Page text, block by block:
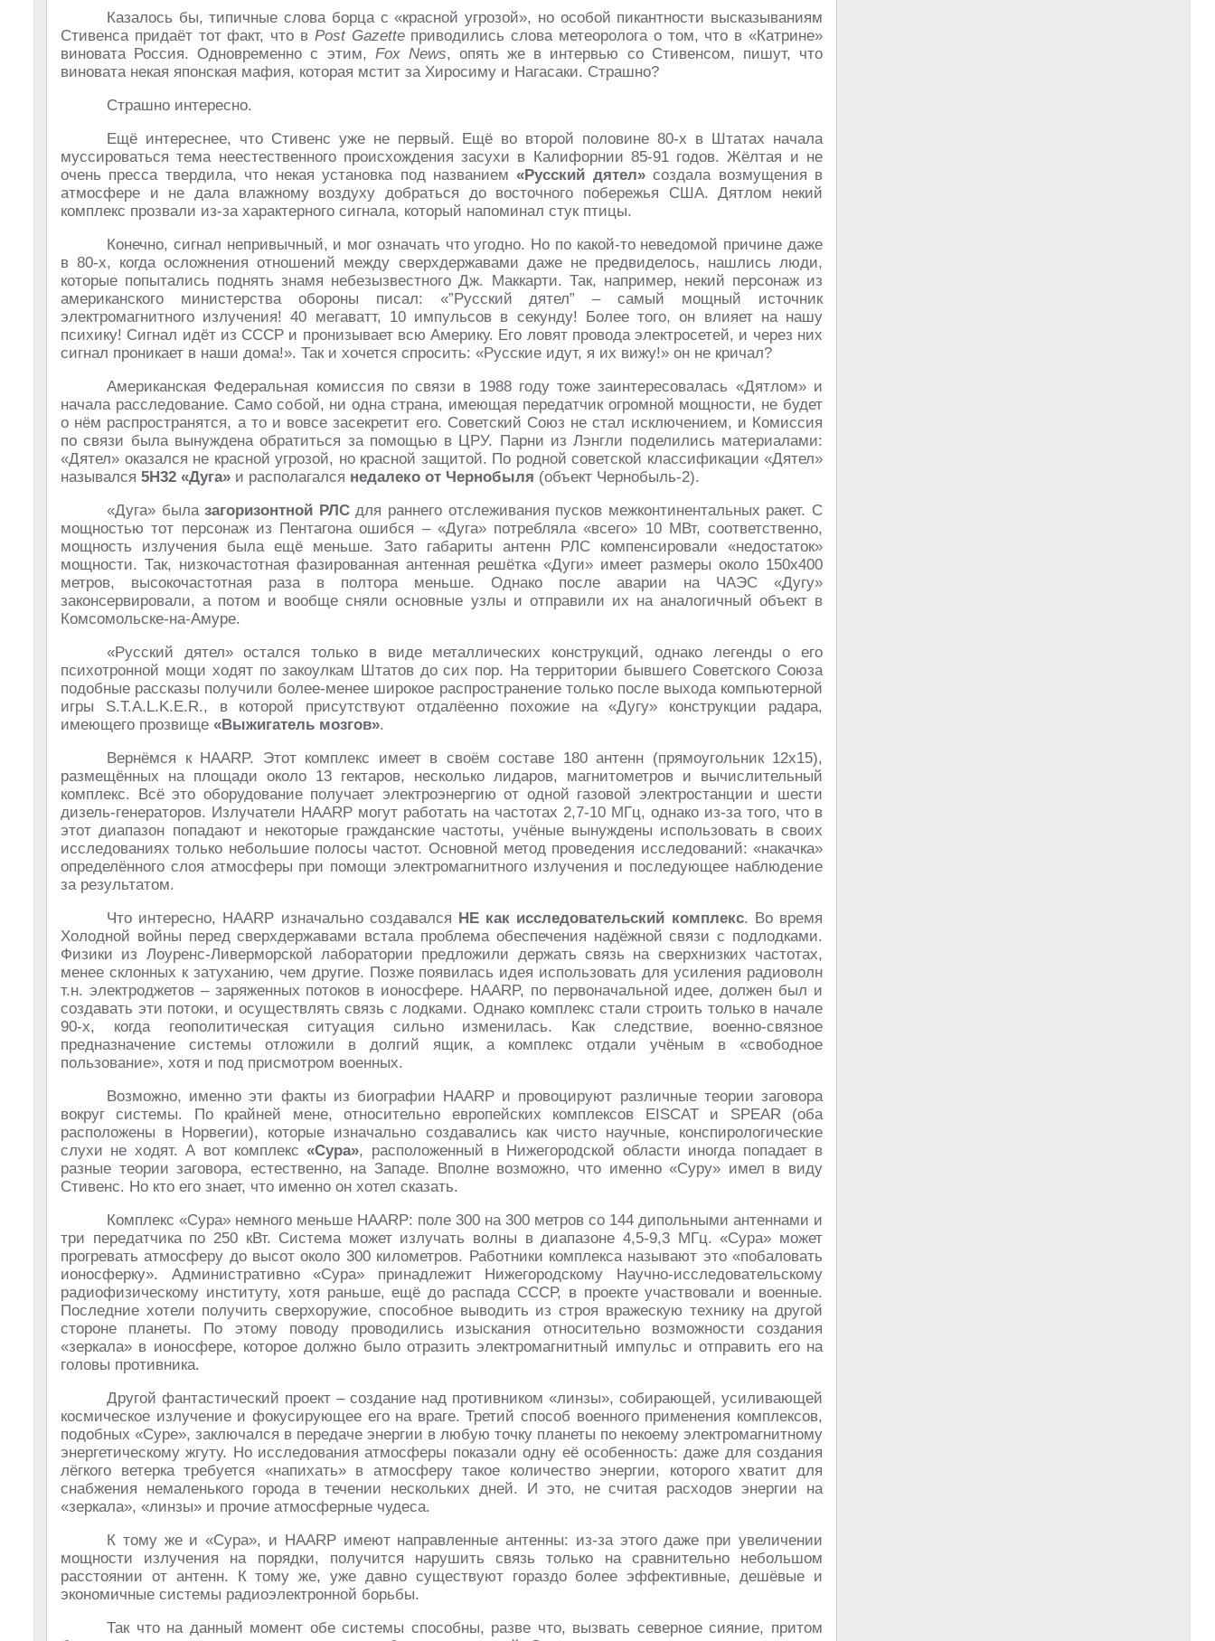
Казалось бы, типичные слова борца с «красной угрозой», но особой пикантности высказываниям
Стивенса придаёт тот факт, что в Post Gazetteприводились слова метеоролога о том, что в «Катрине»
виновата Россия. Одновременно с этим, Fox News, опять же в интервью со Стивенсом, пишут, что
виновата некая японская мафия, которая мстит за Хиросиму и Нагасаки. Страшно?
Страшно интересно.
Ещё интереснее, что Стивенс уже не первый. Ещё во второй половине 80-х в Штатах начала
муссироваться тема неестественного происхождения засухи в Калифорнии 85-91 годов. Жёлтая и не
очень пресса твердила, что некая установка под названием«Русский дятел»создала возмущения в
атмосфере и не дала влажному воздуху добраться до восточного побережья США. Дятлом некий
комплекс прозвали из-за характерного сигнала, который напоминал стук птицы.
Конечно, сигнал непривычный, и мог означать что угодно. Но по какой-то неведомой причине даже
в 80-х, когда осложнения отношений между сверхдержавами даже не предвиделось, нашлись люди,
которые попытались поднять знамя небезызвестного Дж. Маккарти. Так, например, некий персонаж из
американского министерства обороны писал: «”Русский дятел” – самый мощный источник
электромагнитного излучения! 40 мегаватт, 10 импульсов в секунду! Более того, он влияет на нашу
психику! Сигнал идёт из СССР и пронизывает всю Америку. Его ловят провода электросетей, и через них
сигнал проникает в наши дома!». Так и хочется спросить: «Русские идут, я их вижу!» он не кричал?
Американская Федеральная комиссия по связи в 1988 году тоже заинтересовалась «Дятлом» и
начала расследование. Само собой, ни одна страна, имеющая передатчик огромной мощности, не будет
о нём распространятся, а то и вовсе засекретит его. Советский Союз не стал исключением, и Комиссия
по связи была вынуждена обратиться за помощью в ЦРУ. Парни из Лэнгли поделились материалами:
«Дятел» оказался не красной угрозой, но красной защитой. По родной советской классификации «Дятел»
назывался 5Н32 «Дуга» и располагался недалеко от Чернобыля (объект Чернобыль-2).
«Дуга» былазагоризонтной РЛСдля раннего отслеживания пусков межконтинентальных ракет. С
мощностью тот персонаж из Пентагона ошибся – «Дуга» потребляла «всего» 10 МВт, соответственно,
мощность излучения была ещё меньше. Зато габариты антенн РЛС компенсировали «недостаток»
мощности. Так, низкочастотная фазированная антенная решётка «Дуги» имеет размеры около 150х400
метров, высокочастотная раза в полтора меньше. Однако после аварии на ЧАЭС «Дугу»
законсервировали, а потом и вообще сняли основные узлы и отправили их на аналогичный объект в
Комсомольске-на-Амуре.
«Русский дятел» остался только в виде металлических конструкций, однако легенды о его
психотронной мощи ходят по закоулкам Штатов до сих пор. На территории бывшего Советского Союза
подобные рассказы получили более-менее широкое распространение только после выхода компьютерной
игры S.T.A.L.K.E.R., в которой присутствуют отдалёенно похожие на «Дугу» конструкции радара,
имеющего прозвище «Выжигатель мозгов».
Вернёмся к HAARP. Этот комплекс имеет в своём составе 180 антенн (прямоугольник 12х15),
размещённых на площади около 13 гектаров, несколько лидаров, магнитометров и вычислительный
комплекс. Всё это оборудование получает электроэнергию от одной газовой электростанции и шести
дизель-генераторов. Излучатели HAARP могут работать на частотах 2,7-10 МГц, однако из-за того, что в
этот диапазон попадают и некоторые гражданские частоты, учёные вынуждены использовать в своих
исследованиях только небольшие полосы частот. Основной метод проведения исследований: «накачка»
определённого слоя атмосферы при помощи электромагнитного излучения и последующее наблюдение
за результатом.
Что интересно, HAARP изначально создавался НЕ как исследовательский комплекс. Во время
Холодной войны перед сверхдержавами встала проблема обеспечения надёжной связи с подлодками.
Физики из Лоуренс-Ливерморской лаборатории предложили держать связь на сверхнизких частотах,
менее склонных к затуханию, чем другие. Позже появилась идея использовать для усиления радиоволн
т.н. электроджетов – заряженных потоков в ионосфере. HAARP, по первоначальной идее, должен был и
создавать эти потоки, и осуществлять связь с лодками. Однако комплекс стали строить только в начале
90-х, когда геополитическая ситуация сильно изменилась. Как следствие, военно-связное
предназначение системы отложили в долгий ящик, а комплекс отдали учёным в «свободное
пользование», хотя и под присмотром военных.
Возможно, именно эти факты из биографии HAARP и провоцируют различные теории заговора
вокруг системы. По крайней мене, относительно европейских комплексов EISCAT и SPEAR (оба
расположены в Норвегии), которые изначально создавались как чисто научные, конспирологические
слухи не ходят. А вот комплекс«Сура», расположенный в Нижегородской области иногда попадает в
разные теории заговора, естественно, на Западе. Вполне возможно, что именно «Суру» имел в виду
Стивенс. Но кто его знает, что именно он хотел сказать.
Комплекс «Сура» немного меньше HAARP: поле 300 на 300 метров со 144 дипольными антеннами и
три передатчика по 250 кВт. Система может излучать волны в диапазоне 4,5-9,3 МГц. «Сура» может
прогревать атмосферу до высот около 300 километров. Работники комплекса называют это «побаловать
ионосферку». Административно «Сура» принадлежит Нижегородскому Научно-исследовательскому
радиофизическому институту, хотя раньше, ещё до распада СССР, в проекте участвовали и военные.
Последние хотели получить сверхоружие, способное выводить из строя вражескую технику на другой
стороне планеты. По этому поводу проводились изыскания относительно возможности создания
«зеркала» в ионосфере, которое должно было отразить электромагнитный импульс и отправить его на
головы противника.
Другой фантастический проект – создание над противником «линзы», собирающей, усиливающей
космическое излучение и фокусирующее его на враге. Третий способ военного применения комплексов,
подобных «Суре», заключался в передаче энергии в любую точку планеты по некоему электромагнитному
энергетическому жгуту. Но исследования атмосферы показали одну её особенность: даже для создания
лёгкого ветерка требуется «напихать» в атмосферу такое количество энергии, которого хватит для
снабжения немаленького города в течении нескольких дней. И это, не считая расходов энергии на
«зеркала», «линзы» и прочие атмосферные чудеса.
К тому же и «Сура», и HAARP имеют направленные антенны: из-за этого даже при увеличении
мощности излучения на порядки, получится нарушить связь только на сравнительно небольшом
расстоянии от антенн. К тому же, уже давно существуют гораздо более эффективные, дешёвые и
экономичные системы радиоэлектронной борьбы.
Так что на данный момент обе системы способны, разве что, вызвать северное сияние, притом